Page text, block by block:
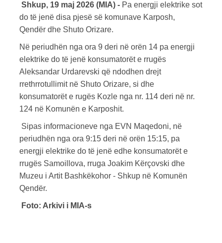
Shkup, 19 maj 2026 (MIA) - Pa energji elektrike sot
do të jenë disa pjesë së komunave Karposh,
Qendër dhe Shuto Orizare.
Në periudhën nga ora 9 deri në orën 14 pa energji
elektrike do të jenë konsumatorët e rrugës
Aleksandar Urdarevski që ndodhen drejt
rrethrrotullimit në Shuto Orizare, si dhe
konsumatorët e rugës Kozle nga nr. 114 deri në nr.
124 në Komunën e Karposhit.
Sipas informacioneve nga EVN Maqedoni, në
periudhën nga ora 9:15 deri në orën 15:15, pa
energji elektrike do të jenë edhe konsumatorët e
rrugës Samoillova, rruga Joakim Kërçovski dhe
Muzeu i Artit Bashkëkohor - Shkup në Komunën
Qendër.
Foto: Arkivi i MIA-s